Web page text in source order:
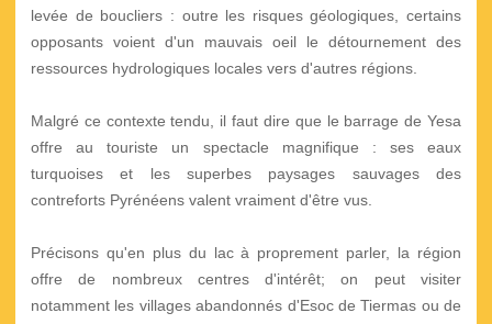
levée de boucliers : outre les risques géologiques, certains
opposants voient d'un mauvais oeil le détournement des
ressources hydrologiques locales vers d'autres régions.
Malgré ce contexte tendu, il faut dire que le barrage de Yesa
offre au touriste un spectacle magnifique : ses eaux
turquoises et les superbes paysages sauvages des
contreforts Pyrénéens valent vraiment d'être vus.
Précisons qu'en plus du lac à proprement parler, la région
offre de nombreux centres d'intérêt; on peut visiter
notamment les villages abandonnés d'Esoc de Tiermas ou de